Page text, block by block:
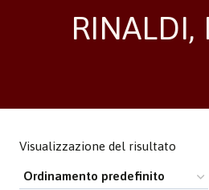
RINALDI,
Visualizzazione del risultato